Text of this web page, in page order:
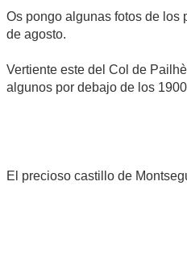
Os pongo algunas fotos de los
de agosto.
Vertiente este del Col de
algunos por debajo de los
El precioso castillo de